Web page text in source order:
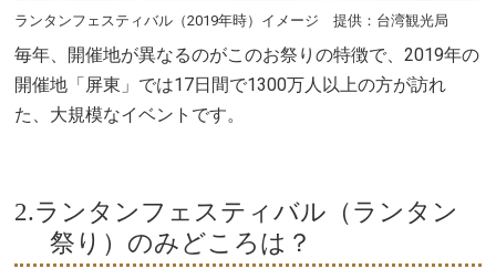
ランタンフェスティバル（2019年時）イメージ 提供：台湾観光局
毎年、開催地が異なるのがこのお祭りの特徴で、2019年の
開催地「屏東」では17日間で1300万人以上の方が訪れ
た、大規模なイベントです。
2.ランタンフェスティバル（ランタン
祭り）のみどころは？